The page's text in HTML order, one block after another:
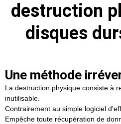
destruction
disques
Une méthode
La destruction physique consiste à
inutilisable.
Contrairement au simple logiciel
Empêche toute récupération de